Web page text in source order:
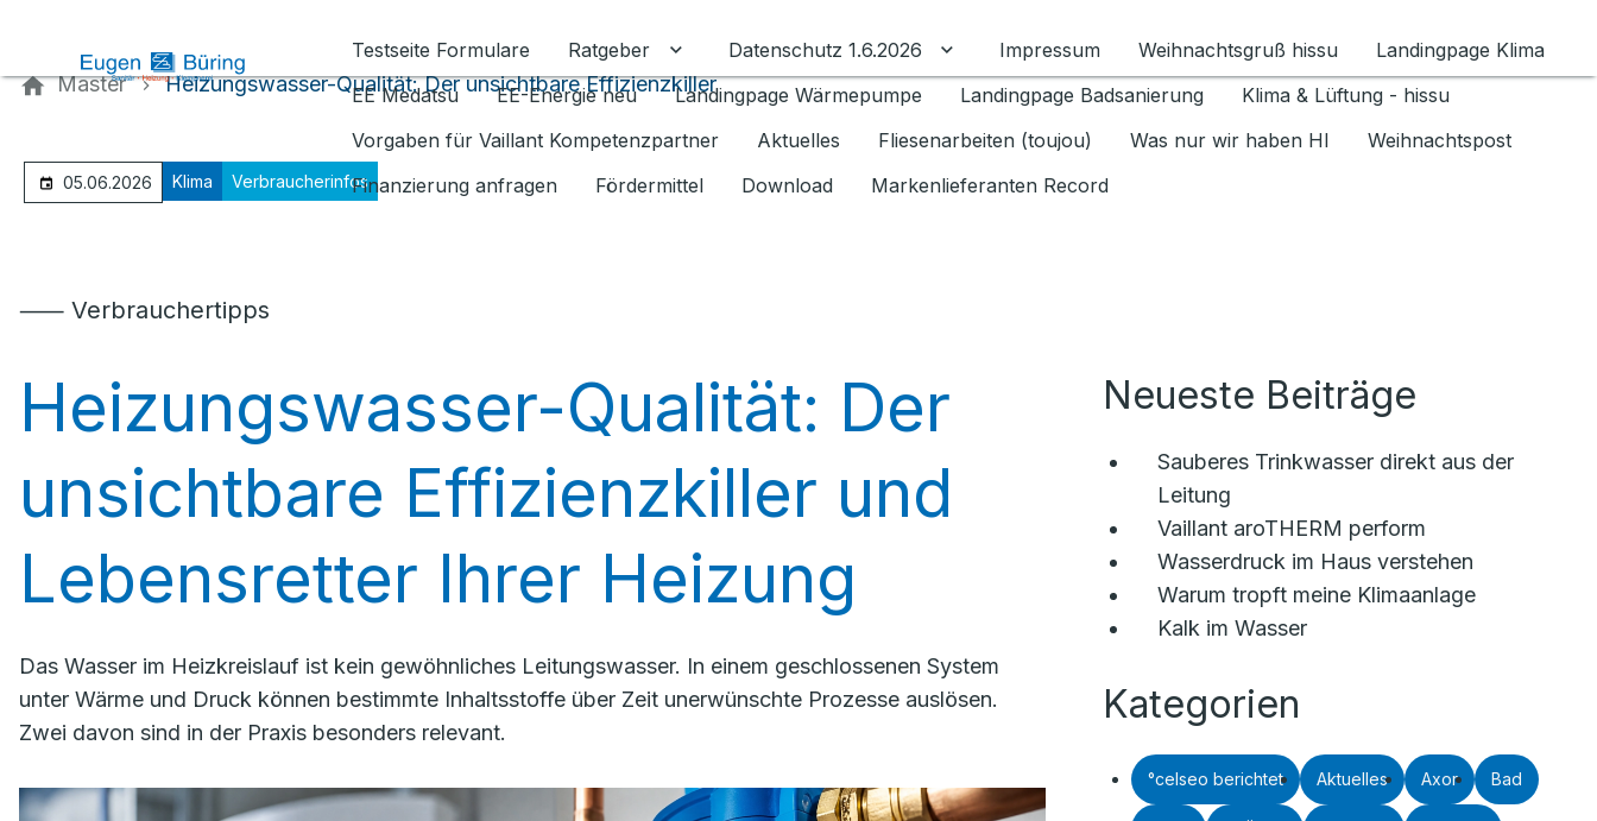
Testseite Formulare
Ratgeber Untermenü für Ratgeber umschalten
Datenschutz 1.6.2026 Untermenü für Datenschutz 1.6.2026 umschalten
Impressum Weihnachtsgruß hissu
Landingpage Klima
EE Medatsu
EE-Energie neu Landingpage Wärmepumpe Landingpage Badsanierung
Klima & Lüftung - hissu
Vorgaben für Vaillant Kompetenzpartner
Aktuelles Fliesenarbeiten (toujou) Was nur wir haben HI
Weihnachtspost
Finanzierung anfragen
Fördermittel Download Markenlieferanten Record
Master Heizungswasser-Qualität: Der unsichtbare Effizienzkiller
05.06.2026 Klima Verbraucherinfos
⸺ Verbrauchertipps
Heizungswasser-Qualität: Der
unsichtbare Effizienzkiller und
Lebensretter Ihrer Heizung
Das Wasser im Heizkreislauf ist kein gewöhnliches Leitungswasser. In einem geschlossenen System
unter Wärme und Druck können bestimmte Inhaltsstoffe über Zeit unerwünschte Prozesse auslösen.
Zwei davon sind in der Praxis besonders relevant.
Neueste Beiträge
Sauberes Trinkwasser direkt aus der
Leitung
Vaillant aroTHERM perform
Wasserdruck im Haus verstehen
Warum tropft meine Klimaanlage
Kalk im Wasser
Kategorien
°celseo berichtet Aktuelles Axor Bad